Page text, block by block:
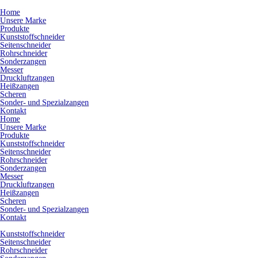
Home
Unsere Marke
Produkte
Kunststoffschneider
Seitenschneider
Rohrschneider
Sonderzangen
Messer
Druckluftzangen
Heißzangen
Scheren
Sonder- und Spezialzangen
Kontakt
Home
Unsere Marke
Produkte
Kunststoffschneider
Seitenschneider
Rohrschneider
Sonderzangen
Messer
Druckluftzangen
Heißzangen
Scheren
Sonder- und Spezialzangen
Kontakt
Kunststoffschneider
Seitenschneider
Rohrschneider